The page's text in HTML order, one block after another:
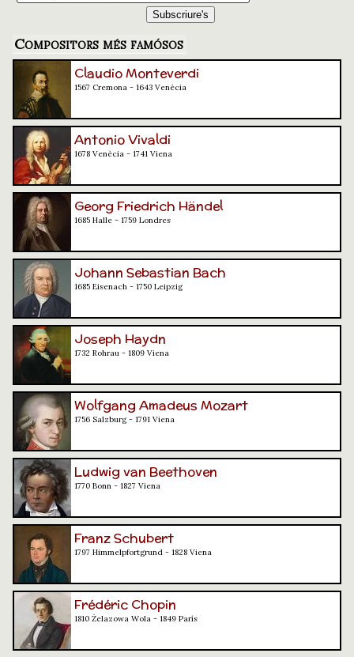
Compositors més famósos
Claudio Monteverdi
1567 Cremona - 1643 Venècia
Antonio Vivaldi
1678 Venècia - 1741 Viena
Georg Friedrich Händel
1685 Halle - 1759 Londres
Johann Sebastian Bach
1685 Eisenach - 1750 Leipzig
Joseph Haydn
1732 Rohrau - 1809 Viena
Wolfgang Amadeus Mozart
1756 Salzburg - 1791 Viena
Ludwig van Beethoven
1770 Bonn - 1827 Viena
Franz Schubert
1797 Himmelpfortgrund - 1828 Viena
Frédéric Chopin
1810 Żelazowa Wola - 1849 París